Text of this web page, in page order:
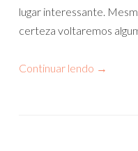
lugar interessante.
certeza voltaremos
Continuar lendo →